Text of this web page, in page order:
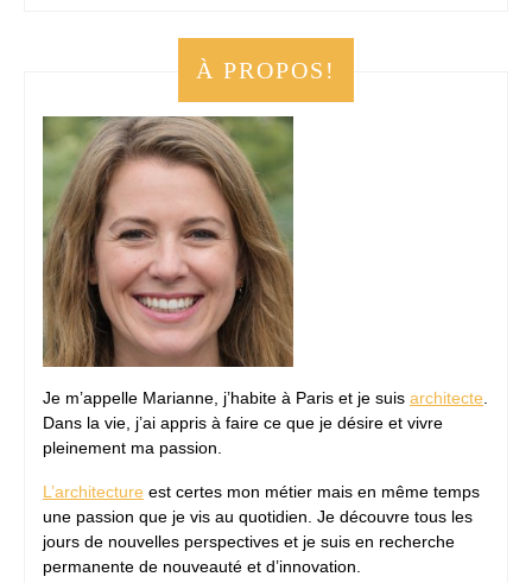
À PROPOS!
Je m’appelle Marianne, j’habite à Paris et je suis architecte.
Dans la vie, j’ai appris à faire ce que je désire et vivre
pleinement ma passion.
L’architecture est certes mon métier mais en même temps
une passion que je vis au quotidien. Je découvre tous les
jours de nouvelles perspectives et je suis en recherche
permanente de nouveauté et d’innovation.